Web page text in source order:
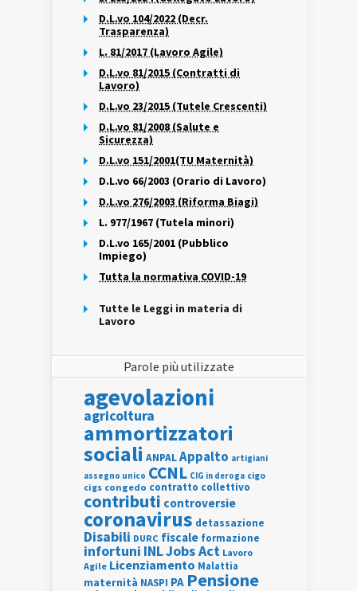
D.L.vo 104/2022 (Decr.
Trasparenza)
L. 81/2017 (Lavoro Agile)
D.L.vo 81/2015 (Contratti di
Lavoro)
D.L.vo 23/2015 (Tutele Crescenti)
D.L.vo 81/2008 (Salute e
Sicurezza)
D.L.vo 151/2001(TU Maternità)
D.L.vo 66/2003 (Orario di Lavoro)
D.L.vo 276/2003 (Riforma Biagi)
L. 977/1967 (Tutela minori)
D.L.vo 165/2001 (Pubblico
Impiego)
Tutta la normativa COVID-19
Tutte le Leggi in materia di
Lavoro
Parole più utilizzate
agevolazioni
agricoltura
ammortizzatori
sociali ANPALAppalto artigiani
assegno unico CCNL CIG in deroga cigo
cigs congedo contratto collettivo
contributi controversie
coronavirus detassazione
Disabili DURC fiscale formazione
infortuni INLJobs Act Lavoro
Agile Licenziamento Malattia
maternità NASPI PA Pensione